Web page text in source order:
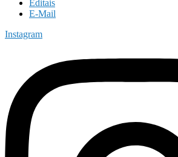
Editais
E-Mail
Instagram